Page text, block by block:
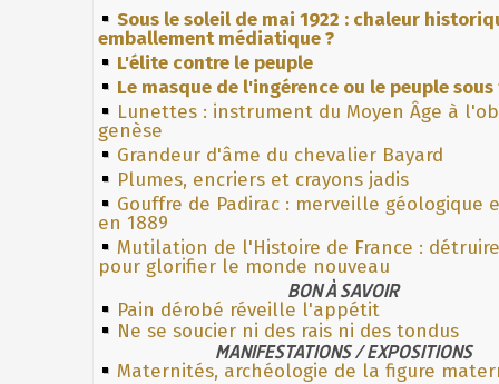
Sous le soleil de mai 1922 : chaleur
emballement médiatique ?
L'élite contre le peuple
Le masque de l'ingérence ou le peuple
Lunettes : instrument du Moyen Âge à
genèse
Grandeur d'âme du chevalier Bayard
Plumes, encriers et crayons jadis
Gouffre de Padirac : merveille géologique
en 1889
Mutilation de l'Histoire de France :
pour glorifier le monde nouveau
BON À SAVOIR
Pain dérobé réveille l'appétit
Ne se soucier ni des rais ni des tondus
MANIFESTATIONS / EXPOSITIONS
Maternités, archéologie de la figure